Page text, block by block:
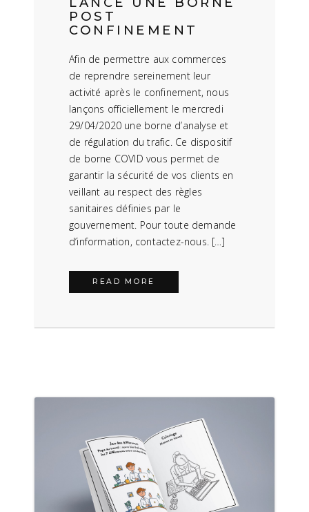
POST
CONFINEMENT
Afin de permettre aux commerces
de reprendre sereinement leur
activité après le confinement, nous
lançons officiellement le mercredi
29/04/2020 une borne d’analyse et
de régulation du trafic. Ce dispositif
de borne COVID vous permet de
garantir la sécurité de vos clients en
veillant au respect des règles
sanitaires définies par le
gouvernement. Pour toute demande
d’information, contactez-nous. […]
READ MORE